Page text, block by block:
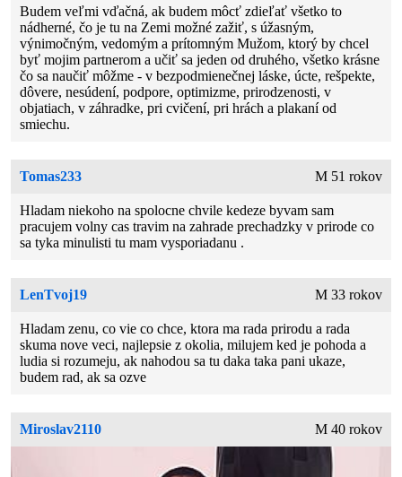
Budem veľmi vďačná, ak budem môcť zdieľať všetko to
nádherné, čo je tu na Zemi možné zažiť, s úžasným,
výnimočným, vedomým a prítomným Mužom, ktorý by chcel
byť mojim partnerom a učiť sa jeden od druhého, všetko krásne
čo sa naučiť môžme - v bezpodmienečnej láske, úcte, rešpekte,
dôvere, nesúdení, podpore, optimizme, prirodzenosti, v
objatiach, v záhradke, pri cvičení, pri hrách a plakaní od
smiechu.
Tomas233 M 51 rokov
Hladam niekoho na spolocne chvile kedeze byvam sam
pracujem volny cas travim na zahrade prechadzky v prirode co
sa tyka minulisti tu mam vysporiadanu .
LenTvoj19 M 33 rokov
Hladam zenu, co vie co chce, ktora ma rada prirodu a rada
skuma nove veci, najlepsie z okolia, milujem ked je pohoda a
ludia si rozumeju, ak nahodou sa tu daka taka pani ukaze,
budem rad, ak sa ozve
Miroslav2110 M 40 rokov